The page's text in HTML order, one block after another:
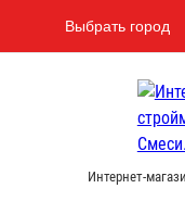
Выбрать город
Интернет-